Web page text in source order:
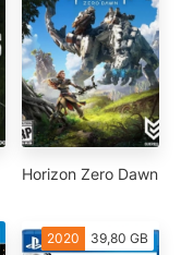
Horizon Zero Dawn
2020 39,80 GB